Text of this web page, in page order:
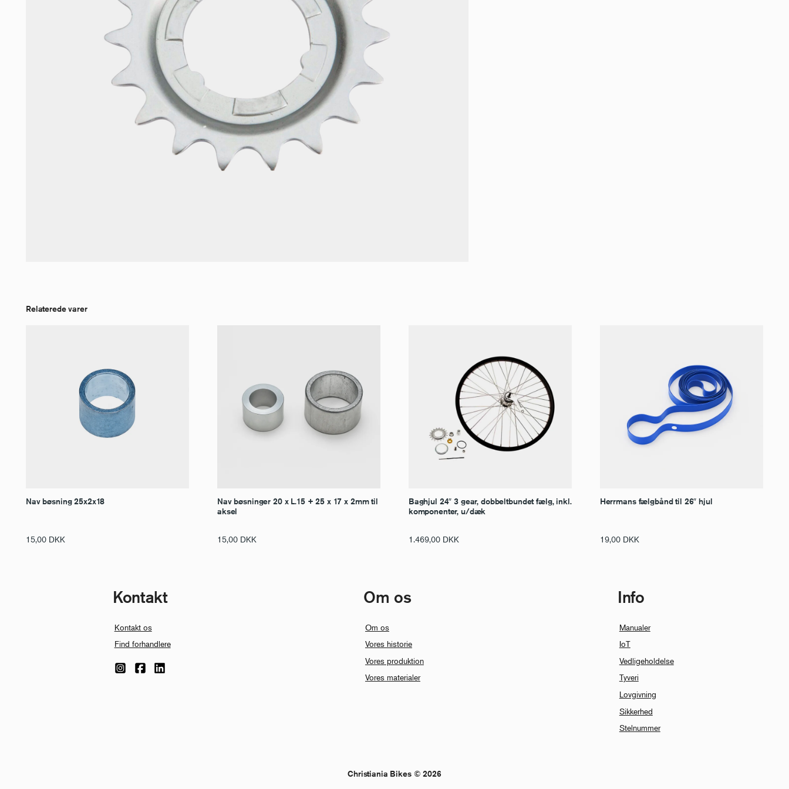
Relaterede varer
Nav bøsning 25x2x18
15,00 DKK
Nav bøsninger 20 x L.15 + 25 x 17 x 2mm til
aksel
15,00 DKK
Baghjul 24″ 3 gear, dobbeltbundet fælg, inkl.
komponenter, u/dæk
1.469,00 DKK
Herrmans fælgbånd til 26″ hjul
19,00 DKK
Kontakt
Kontakt os
Find forhandlere
Om os
Om os
Vores historie
Vores produktion
Vores materialer
Info
Manualer
IoT
Vedligeholdelse
Tyveri
Lovgivning
Sikkerhed
Stelnummer
Christiania Bikes © 2026